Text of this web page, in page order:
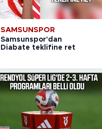
SAMSUNSPOR
Samsunspor'dan
Diabate teklifine ret